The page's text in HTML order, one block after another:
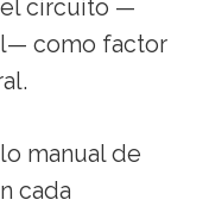
circuito —
como factor
manual de
cada